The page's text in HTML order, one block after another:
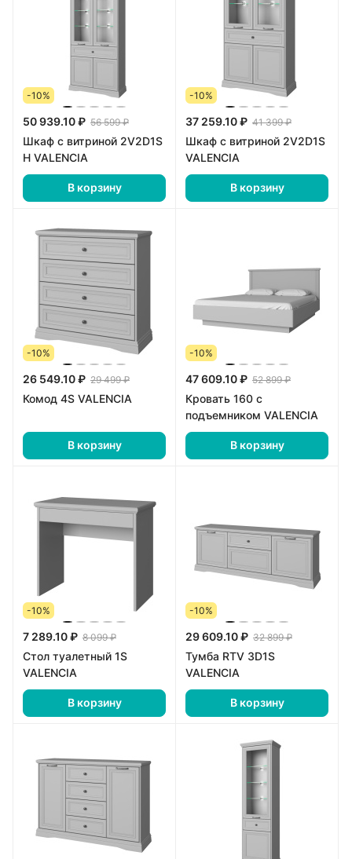
-10%
50 939.10 ₽ 56 599 ₽
Шкаф с витриной 2V2D1S
Н VALENCIA
В корзину
-10%
37 259.10 ₽ 41 399 ₽
Шкаф с витриной 2V2D1S
VALENCIA
В корзину
-10%
26 549.10 ₽ 29 499 ₽
Комод 4S VALENCIA
В корзину
-10%
47 609.10 ₽ 52 899 ₽
Кровать 160 с
подъемником VALENCIA
В корзину
-10%
7 289.10 ₽ 8 099 ₽
Стол туалетный 1S
VALENCIA
В корзину
-10%
29 609.10 ₽ 32 899 ₽
Тумба RTV 3D1S
VALENCIA
В корзину